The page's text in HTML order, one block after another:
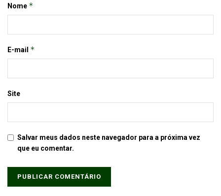
Nome *
E-mail *
Site
Salvar meus dados neste navegador para a próxima vez
que eu comentar.